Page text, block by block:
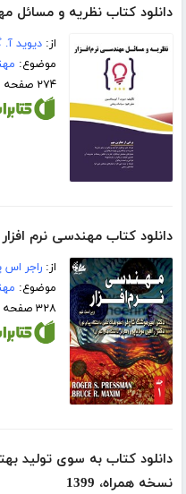
دانلود کتاب نظریه و مسائل
از:دیوید
موضوع:
۲۷۴ صفحه
دانلود کتاب مهندسی نرم
از:راجر اس
موضوع:
۳۲۸ صفحه
دانلود کتاب به سوی تولید
نسخه همراه، 1399